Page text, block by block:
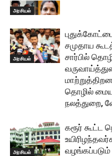
அரசியல்
அரசியல்
சமுதாய
சார்பில்
தொழில்
நலத்துறை,
அரசியல்
கரூர் கூட்ட